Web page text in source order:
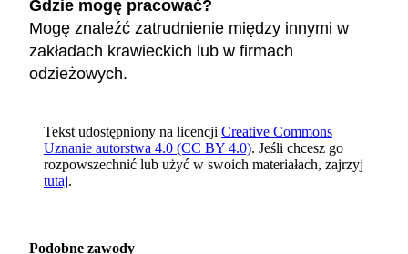
Gdzie mogę pracować?
Mogę znaleźć zatrudnienie między innymi w
zakładach krawieckich lub w firmach
odzieżowych.
Tekst udostępniony na licencji Creative Commons
Uznanie autorstwa 4.0 (CC BY 4.0). Jeśli chcesz go
rozpowszechnić lub użyć w swoich materiałach, zajrzyj
tutaj.
Podobne zawody